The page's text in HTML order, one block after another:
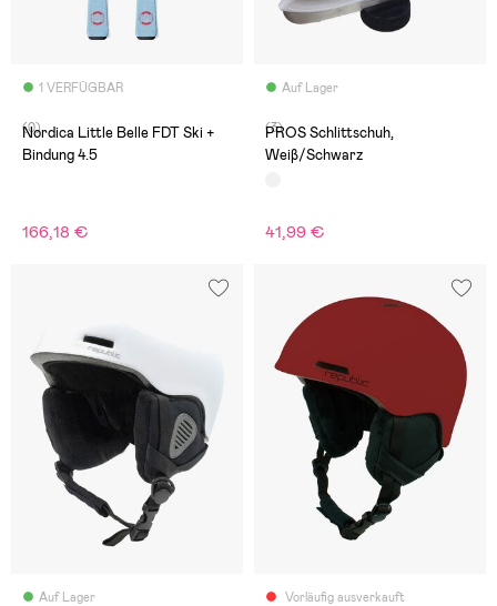
1 VERFÜGBAR
(0)
Nordica Little Belle FDT Ski +
Bindung 4.5
166,18 €
Auf Lager
(3)
PROS Schlittschuh,
Weiβ/Schwarz
41,99 €
Auf Lager Vorläufig ausverkauft